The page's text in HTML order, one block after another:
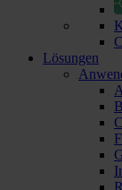
Lösungen